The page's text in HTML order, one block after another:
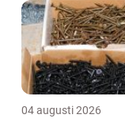
04 augusti 2026